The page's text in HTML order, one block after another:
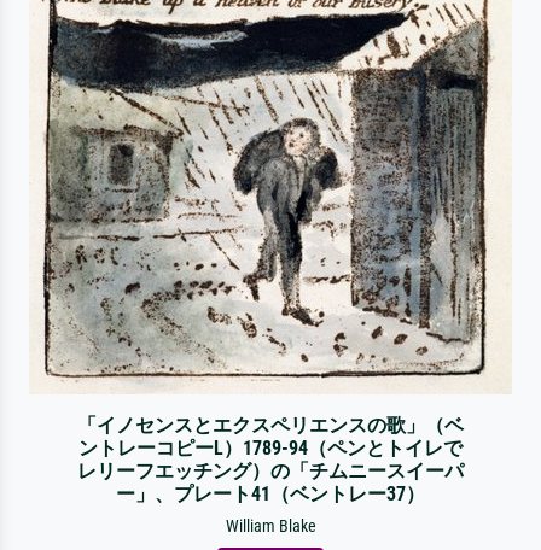
「イノセンスとエクスペリエンスの歌」（ベ
ントレーコピーL）1789-94（ペンとトイレで
レリーフエッチング）の「チムニースイーパ
ー」、プレート41（ベントレー37）
William Blake